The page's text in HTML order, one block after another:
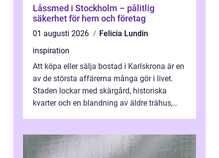
Låssmed i Stockholm – pålitlig
säkerhet för hem och företag
01 augusti 2026
Felicia Lundin
inspiration
Att köpa eller sälja bostad i Karlskrona är en
av de största affärerna många gör i livet.
Staden lockar med skärgård, historiska
kvarter och en blandning av äldre trähus,